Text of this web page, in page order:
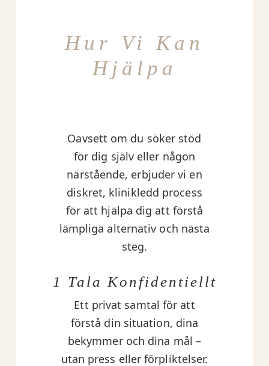
Hur Vi Kan
Hjälpa
Oavsett om du söker stöd
för dig själv eller någon
närstående, erbjuder vi en
diskret, klinikledd process
för att hjälpa dig att förstå
lämpliga alternativ och nästa
steg.
1 Tala Konfidentiellt
Ett privat samtal för att
förstå din situation, dina
bekymmer och dina mål –
utan press eller förpliktelser.